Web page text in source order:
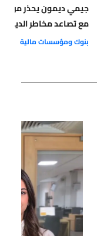
جيمي ديمون يحذر من
مع تصاعد مخاطر الديون
بنوك ومؤسسات مالية